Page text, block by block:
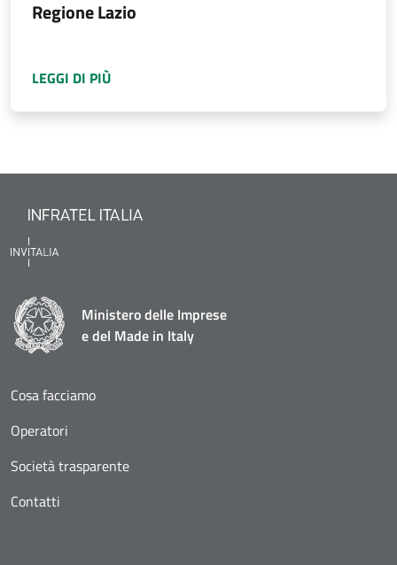
Regione Lazio
LEGGI DI PIÙ
Ministero delle Imprese
e del Made in Italy
Cosa facciamo
Operatori
Società trasparente
Contatti